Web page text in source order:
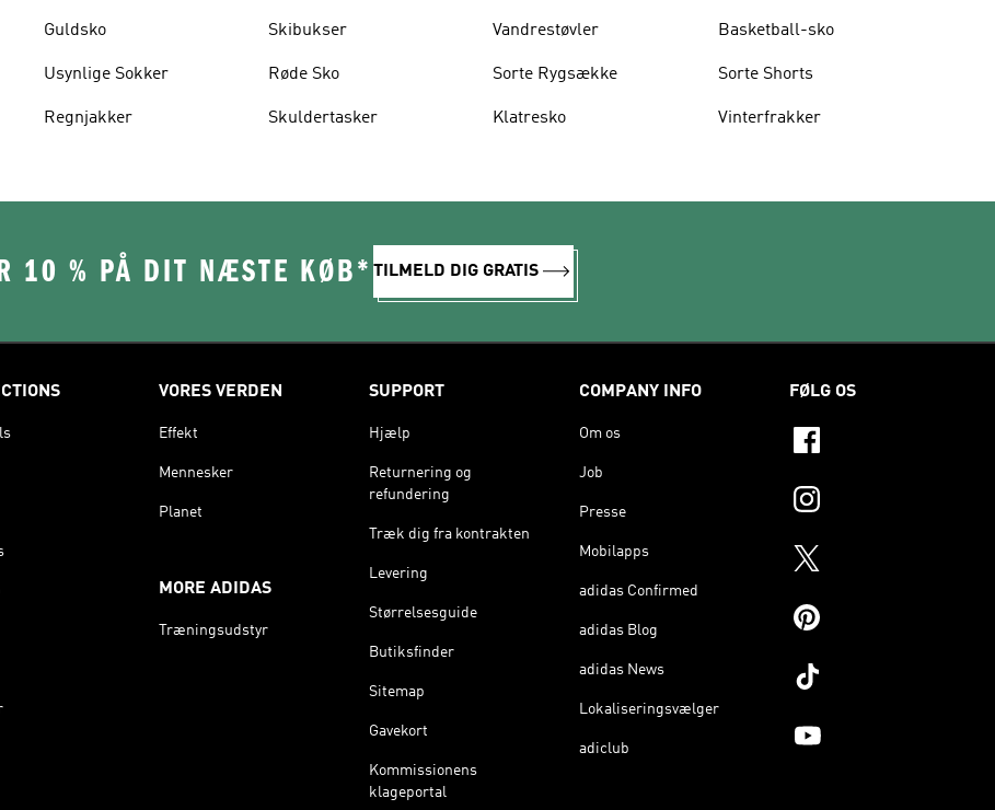
Guldsko
Usynlige Sokker
Regnjakker
Skibukser
Røde Sko
Skuldertasker
Vandrestøvler
Sorte Rygsække
Klatresko
Basketball-sko
Sorte Shorts
Vinterfrakker
10 % PÅ DIT NÆSTE KØB* TILMELD DIG GRATIS
VORES VERDEN
Effekt
Mennesker
Planet
MORE ADIDAS
Træningsudstyr
SUPPORT
Hjælp
Returnering og
refundering
Træk dig fra kontrakten
Levering
Størrelsesguide
Butiksfinder
Sitemap
Gavekort
Kommissionens
klageportal
COMPANY INFO
Om os
Job
Presse
Mobilapps
adidas Confirmed
adidas Blog
adidas News
Lokaliseringsvælger
adiclub
FØLG OS